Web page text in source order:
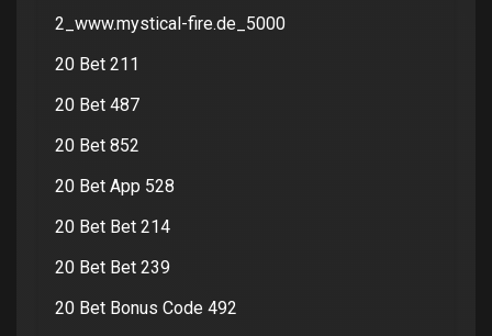
2_www.mystical-fire.de_5000
20 Bet 211
20 Bet 487
20 Bet 852
20 Bet App 528
20 Bet Bet 214
20 Bet Bet 239
20 Bet Bonus Code 492